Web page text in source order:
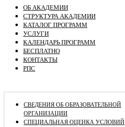
ОБ АКАДЕМИИ
СТРУКТУРА АКАДЕМИИ
КАТАЛОГ ПРОГРАММ
УСЛУГИ
КАЛЕНДАРЬ ПРОГРАММ
БЕСПЛАТНО
КОНТАКТЫ
РПС
СВЕДЕНИЯ ОБ ОБРАЗОВАТЕЛЬНОЙ
ОРГАНИЗАЦИИ
СПЕЦИАЛЬНАЯ ОЦЕНКА УСЛОВИЙ